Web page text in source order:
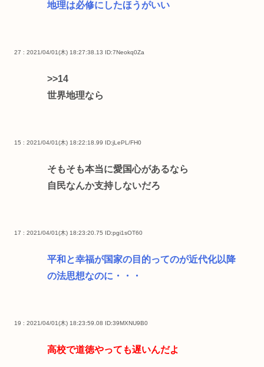
地理は必修にしたほうがいい
27 : 2021/04/01(木) 18:27:38.13 ID:7Neokq0Za
>>14
世界地理なら
15 : 2021/04/01(木) 18:22:18.99 ID:jLePL/FH0
そもそも本当に愛国心があるなら
自民なんか支持しないだろ
17 : 2021/04/01(木) 18:23:20.75 ID:pgi1sOT60
平和と幸福が国家の目的ってのが近代化以降
の法思想なのに・・・
19 : 2021/04/01(木) 18:23:59.08 ID:39MXNU9B0
高校で道徳やっても遅いんだよ